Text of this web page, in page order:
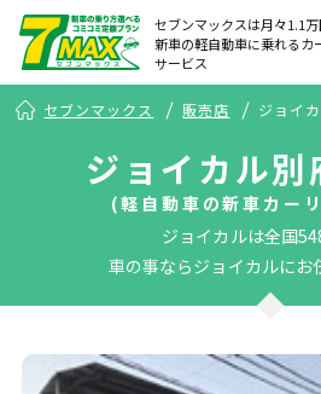
セブンマックスは月々1.1
新車の軽自動車に乗れるカ
サービス
セブンマックス 販売店 ジョイ
ジョイカル別
(軽自動車の新車カー
ジョイカルは全国
車の事ならジョイカルにお